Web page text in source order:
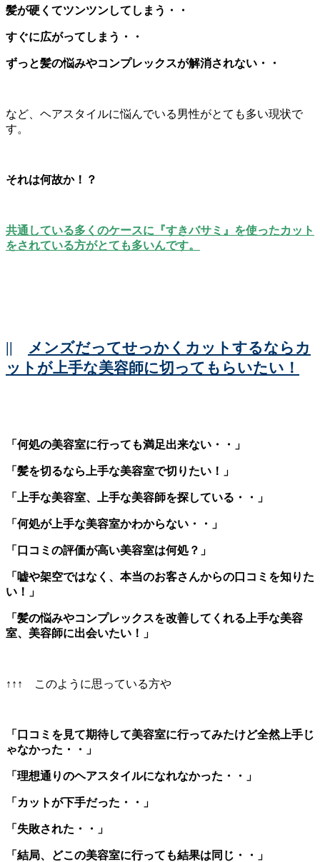
髪が硬くてツンツンしてしまう・・
すぐに広がってしまう・・
ずっと髪の悩みやコンプレックスが解消されない・・
など、ヘアスタイルに悩んでいる男性がとても多い現状で
す。
それは何故か！？
共通している多くのケースに『すきバサミ』を使ったカット
をされている方がとても多いんです。
||
メンズだってせっかくカットするならカ
ットが上手な美容師に切ってもらいたい！
「何処の美容室に行っても満足出来ない・・」
「髪を切るなら上手な美容室で切りたい！」
「上手な美容室、上手な美容師を探している・・」
「何処が上手な美容室かわからない・・」
「口コミの評価が高い美容室は何処？」
「嘘や架空ではなく、本当のお客さんからの口コミを知りた
い！」
「髪の悩みやコンプレックスを改善してくれる上手な美容
室、美容師に出会いたい！」
↑↑↑ このように思っている方や
「口コミを見て期待して美容室に行ってみたけど全然上手じ
ゃなかった・・」
「理想通りのヘアスタイルになれなかった・・」
「カットが下手だった・・」
「失敗された・・」
「結局、どこの美容室に行っても結果は同じ・・」